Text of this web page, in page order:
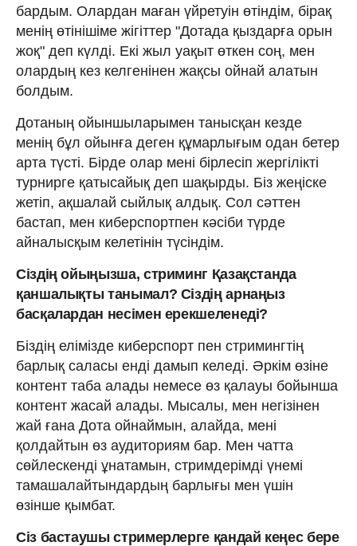
бардым. Олардан маған үйретуін өтіндім, бірақ
менің өтінішіме жігіттер "Дотада қыздарға орын
жоқ" деп күлді. Екі жыл уақыт өткен соң, мен
олардың кез келгенінен жақсы ойнай алатын
болдым.
Дотаның ойыншыларымен танысқан кезде
менің бұл ойынға деген құмарлығым одан бетер
арта түсті. Бірде олар мені бірлесіп жергілікті
турнирге қатысайық деп шақырды. Біз жеңіске
жетіп, ақшалай сыйлық алдық. Сол сәттен
бастап, мен киберспортпен кәсіби түрде
айналысқым келетінін түсіндім.
Сіздің ойыңызша, стриминг Қазақстанда
қаншалықты танымал? Сіздің арнаңыз
басқалардан несімен ерекшеленеді?
Біздің елімізде киберспорт пен стримингтің
барлық саласы енді дамып келеді. Әркім өзіне
контент таба алады немесе өз қалауы бойынша
контент жасай алады. Мысалы, мен негізінен
жай ғана Дота ойнаймын, алайда, мені
қолдайтын өз аудиториям бар. Мен чатта
сөйлескенді ұнатамын, стримдерімді үнемі
тамашалайтындардың барлығы мен үшін
өзінше қымбат.
Сіз бастаушы стримерлерге қандай кеңес бере